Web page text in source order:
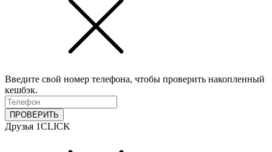
Введите свой номер телефона, чтобы проверить накопленный
кешбэк.
ПРОВЕРИТЬ
Друзья 1CLICK